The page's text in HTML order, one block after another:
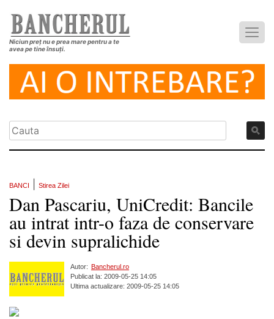
Niciun preț nu e prea mare pentru a te
avea pe tine însuți.
BANCI Stirea Zilei
Dan Pascariu, UniCredit: Bancile
au intrat intr-o faza de conservare
si devin supralichide
Autor: Bancherul.ro
Publicat la: 2009-05-25 14:05
Ultima actualizare: 2009-05-25 14:05